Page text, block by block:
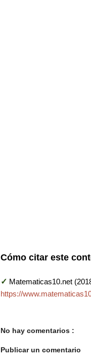
Cómo citar este
✓ Matematicas10.net
https://
No hay comentarios :
Publicar un comentario